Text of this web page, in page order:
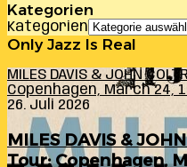
Kategorien
Kategorien
Only Jazz Is Real
MILES DAVIS & JOHN
Copenhagen, March 24,
26. Juli 2026
MILES DAVIS &
Tour: Copenhagen,